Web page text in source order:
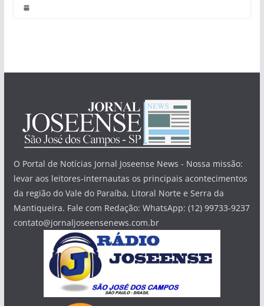
O Portal de Notícias Jornal Joseense News - Nossa missão:
levar aos leitores-internautas os principais acontecimentos
da região do Vale do Paraíba, Litoral Norte e Serra da
Mantiqueira. Fale com Redação: WhatsApp: (12) 99733-9237
contato@jornaljoseensenews.com.br